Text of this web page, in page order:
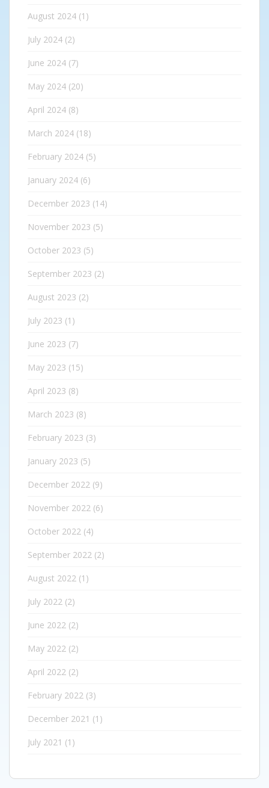
August 2024 (1)
July 2024 (2)
June 2024 (7)
May 2024 (20)
April 2024 (8)
March 2024 (18)
February 2024 (5)
January 2024 (6)
December 2023 (14)
November 2023 (5)
October 2023 (5)
September 2023 (2)
August 2023 (2)
July 2023 (1)
June 2023 (7)
May 2023 (15)
April 2023 (8)
March 2023 (8)
February 2023 (3)
January 2023 (5)
December 2022 (9)
November 2022 (6)
October 2022 (4)
September 2022 (2)
August 2022 (1)
July 2022 (2)
June 2022 (2)
May 2022 (2)
April 2022 (2)
February 2022 (3)
December 2021 (1)
July 2021 (1)